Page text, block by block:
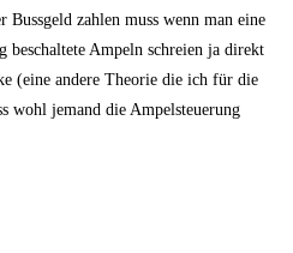
Bussgeld zahlen muss wenn man eine
beschaltete Ampeln schreien ja direkt
(eine andere Theorie die ich für die
wohl jemand die Ampelsteuerung